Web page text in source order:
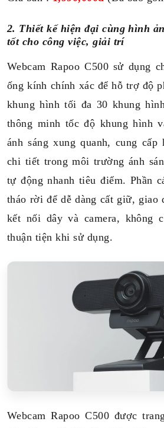
2. Thiết kế hiện đại cùng hình
tốt cho công việc, giải trí
Webcam Rapoo C500 sử dụng
ống kính chính xác để hỗ trợ độ
khung hình tối đa 30 khung
thông minh tốc độ khung hình
ánh sáng xung quanh, cung
chi tiết trong môi trường ánh
tự động nhanh tiêu điểm. Phần
tháo rời để dễ dàng cất giữ, giao
kết nối dây và camera, không
thuận tiện khi sử dụng.
Webcam Rapoo C500 được